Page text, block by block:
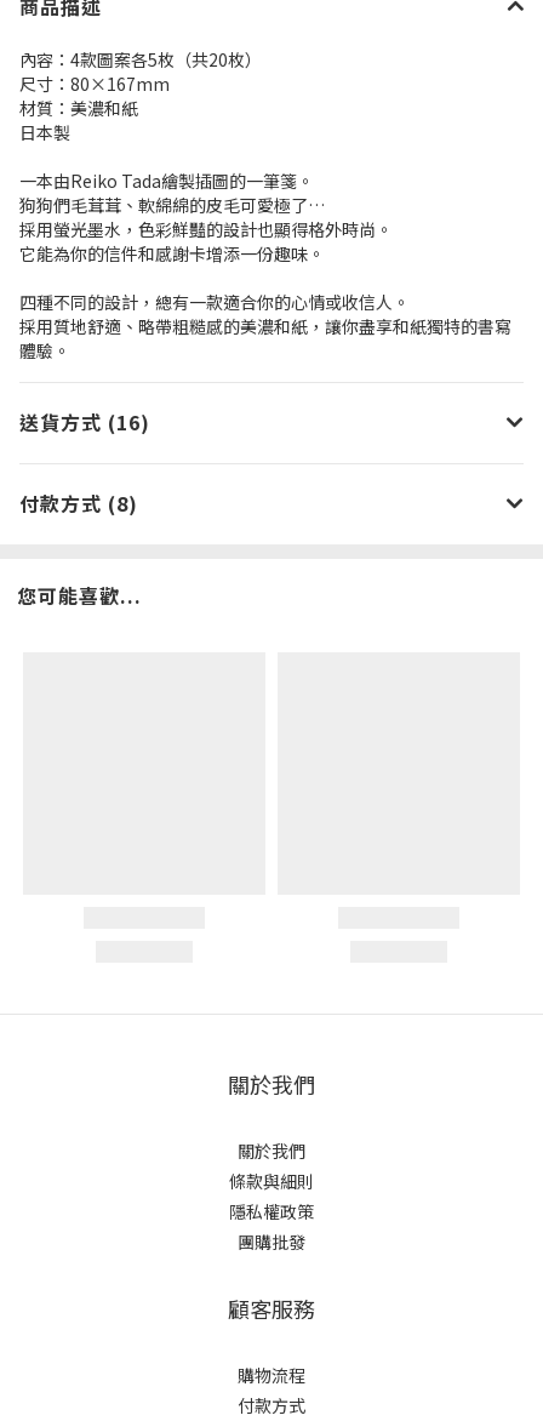
商品描述
內容：4款圖案各5枚（共20枚）
尺寸：80×167mm
材質：美濃和紙
日本製
一本由Reiko Tada繪製插圖的一筆箋。
狗狗們毛茸茸、軟綿綿的皮毛可愛極了…
採用螢光墨水，色彩鮮豔的設計也顯得格外時尚。
它能為你的信件和感謝卡增添一份趣味。
四種不同的設計，總有一款適合你的心情或收信人。
採用質地舒適、略帶粗糙感的美濃和紙，讓你盡享和紙獨特的書寫
體驗。
送貨方式 (16)
付款方式 (8)
您可能喜歡...
關於我們
關於我們
條款與細則
隱私權政策
團購批發
顧客服務
購物流程
付款方式